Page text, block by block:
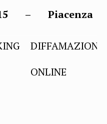
2015 – Piacenza
DIFFAMAZIONE
ONLINE